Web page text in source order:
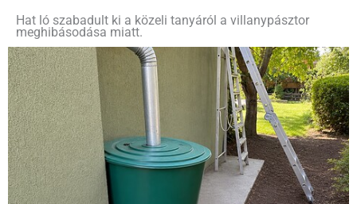
Hat ló szabadult ki a közeli tanyáról a villanypásztor
meghibásodása miatt.